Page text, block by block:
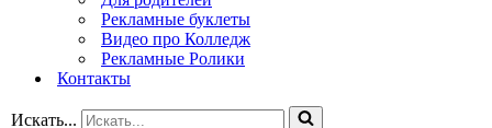
Рекламные буклеты
Видео про Колледж
Рекламные Ролики
Контакты
Искать...